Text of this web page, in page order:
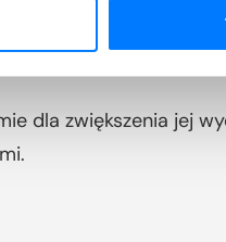
zasobów
firmy.
dla zwiększenia jej